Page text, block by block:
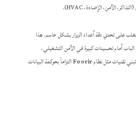
(التذاكر، الأمن، الإضاءة، HVAC).
على تحدي دقة أعداد الزوار بشكل حاسم. هذا
أمام تحسينات كبيرة في الأمن التشغيلي،
تقنيات مثل نظامFoorirالتزاماً بحوكمة البيانات